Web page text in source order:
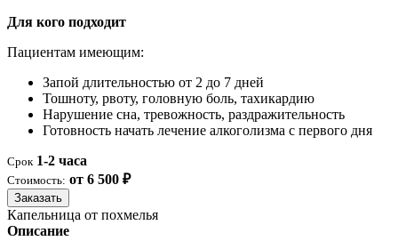
Для кого подходит
Пациентам имеющим:
Запой длительностью от 2 до 7 дней
Тошноту, рвоту, головную боль, тахикардию
Нарушение сна, тревожность, раздражительность
Готовность начать лечение алкоголизма с первого дня
Срок 1-2 часа
Стоимость: от 6 500 ₽
Заказать
Капельница от похмелья
Описание